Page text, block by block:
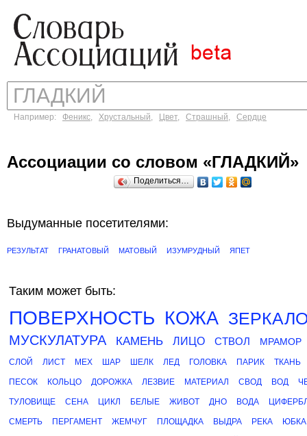
Например: Феникс, Хрустальный, Цвет, Страшный, Сердце
Ассоциации со словом «ГЛАДКИЙ»
Поделиться…
Выдуманные посетителями:
РЕЗУЛЬТАТ ГРАНАТОВЫЙ МАТОВЫЙ ИЗУМРУДНЫЙ ЯПЕТ
Таким может быть:
ПОВЕРХНОСТЬ КОЖА
МУСКУЛАТУРА КАМЕНЬ ЛИЦО СТВОЛ МРАМОР
СЛОЙ ЛИСТ МЕХ ШАР ШЕЛК ЛЕД ГОЛОВКА ПАРИК ТКАНЬ
ПЕСОК КОЛЬЦО ДОРОЖКА ЛЕЗВИЕ МАТЕРИАЛ СВОД ВОД
ТУЛОВИЩЕ СЕНА ЦИКЛ БЕЛЫЕ ЖИВОТ ДНО ВОДА
СМЕРТЬ ПЕРГАМЕНТ ЖЕМЧУГ ПЛОЩАДКА ВЫДРА РЕКА ЮБКА